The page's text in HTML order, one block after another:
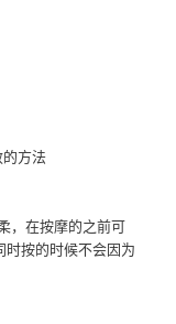
方法
，在按摩的之前可
按的时候不会因为